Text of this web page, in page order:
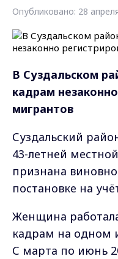
Опубликовано: 28
В Суздальском
кадрам
мигрантов
Суздальский
43-летней
признана
постановке на
Женщина
кадрам на одном
С марта по июнь